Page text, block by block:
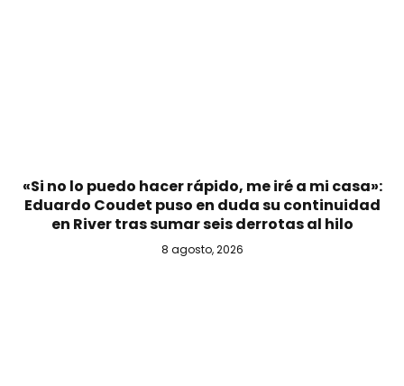
«Si no lo puedo hacer rápido, me iré a mi casa»:
Eduardo Coudet puso en duda su continuidad
en River tras sumar seis derrotas al hilo
8 agosto, 2026